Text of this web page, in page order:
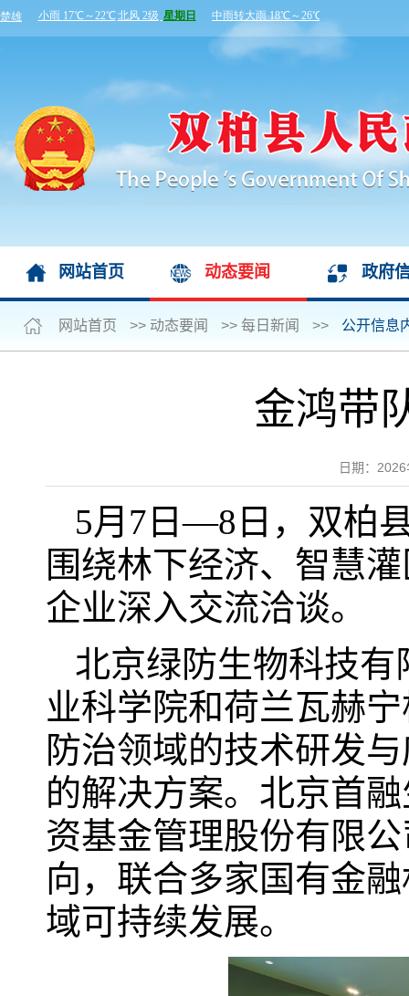
网站首页 动态要闻 政府
网站首页 >> 动态要闻 >> 每日新闻 >> 公开信息
金鸿带
日期：
5月7日—8日，双柏
围绕林下经济、智慧
企业深入交流洽谈。
北京绿防生物科技
业科学院和荷兰瓦赫
防治领域的技术研发
的解决方案。北京首
资基金管理股份有限
向，联合多家国有金
域可持续发展。